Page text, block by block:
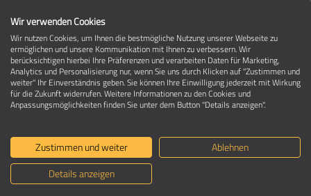
Umzugsratgeber
Umziehen: So wird es nicht chaotisch
Wir verwenden Cookies
Wir nutzen Cookies, um Ihnen die bestmögliche Nutzung unserer Webseite zu
ermöglichen und unsere Kommunikation mit Ihnen zu verbessern. Wir
berücksichtigen hierbei Ihre Präferenzen und verarbeiten Daten für Marketing,
Analytics und Personalisierung nur, wenn Sie uns durch Klicken auf "Zustimmen und
weiter" Ihr Einverständnis geben. Sie können Ihre Einwilligung jederzeit mit Wirkung
für die Zukunft widerrufen. Weitere Informationen zu den Cookies und
Anpassungsmöglichkeiten finden Sie unter dem Button "Details anzeigen".
Zustimmen und weiter
Ablehnen
Details anzeigen